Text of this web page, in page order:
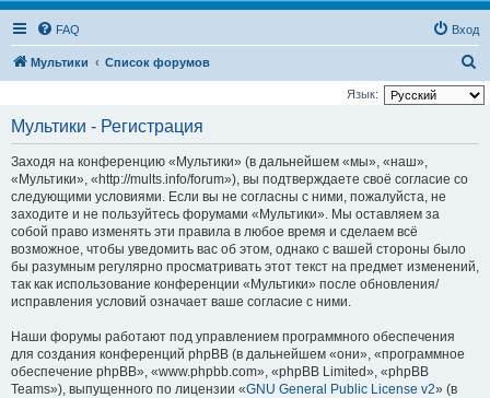
FAQ Вход
Мультики Список форумов
о
Язык:
Мультики - Регистрация
Заходя на конференцию «Мультики» (в дальнейшем «мы», «наш»,
«Мультики», «http://mults.info/forum»), вы подтверждаете своё согласие со
следующими условиями. Если вы не согласны с ними, пожалуйста, не
заходите и не пользуйтесь форумами «Мультики». Мы оставляем за
собой право изменять эти правила в любое время и сделаем всё
возможное, чтобы уведомить вас об этом, однако с вашей стороны было
бы разумным регулярно просматривать этот текст на предмет изменений,
так как использование конференции «Мультики» после обновления/
исправления условий означает ваше согласие с ними.
Наши форумы работают под управлением программного обеспечения
для создания конференций phpBB (в дальнейшем «они», «программное
обеспечение phpBB», «www.phpbb.com», «phpBB Limited», «phpBB
Teams»), выпущенного по лицензии «GNU General Public License v2» (в